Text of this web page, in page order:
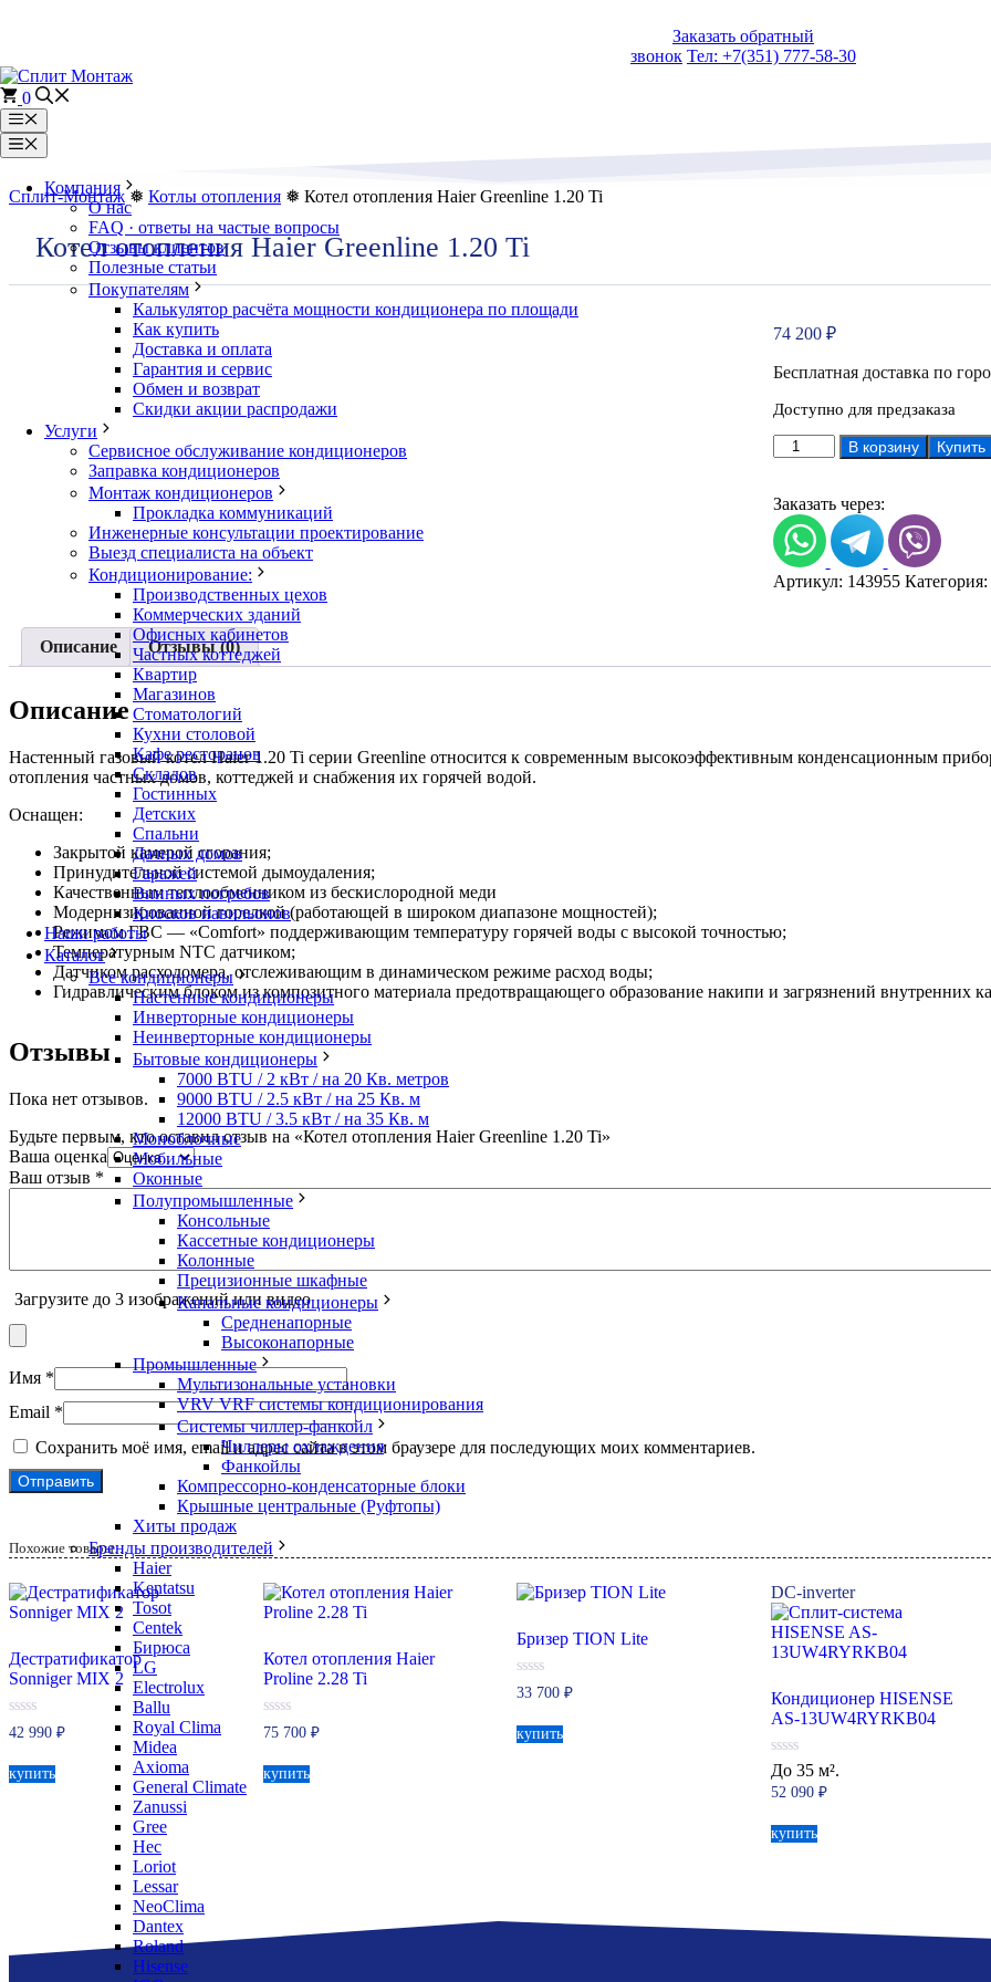
Заказать обратный
звонок Тел: +7(351) 777-58-30
0
Меню
Меню
Компания
О нас
FAQ · ответы на частые вопросы
Отзывы клиентов
Полезные статьи
Покупателям
Калькулятор расчёта мощности кондиционера по площади
Как купить
Доставка и оплата
Гарантия и сервис
Обмен и возврат
Скидки акции распродажи
Услуги
Сервисное обслуживание кондиционеров
Заправка кондиционеров
Монтаж кондиционеров
Прокладка коммуникаций
Инженерные консультации проектирование
Выезд специалиста на объект
Кондиционирование:
Производственных цехов
Коммерческих зданий
Офисных кабинетов
Частных коттеджей
Квартир
Магазинов
Стоматологий
Кухни столовой
Кафе ресторанов
Складов
Гостинных
Детских
Спальни
Дачных домов
Гаражей
Винных погребов
Киосков павильонов
Наши работы
Каталог
Все кондиционеры
Настенные кондиционеры
Инверторные кондиционеры
Неинверторные кондиционеры
Бытовые кондиционеры
7000 BTU / 2 кВт / на 20 Кв. метров
9000 BTU / 2.5 кВт / на 25 Кв. м
12000 BTU / 3.5 кВт / на 35 Кв. м
Моноблочные
Мобильные
Оконные
Полупромышленные
Консольные
Кассетные кондиционеры
Колонные
Прецизионные шкафные
Канальные кондиционеры
Средненапорные
Высоконапорные
Промышленные
Мультизональные установки
VRV VRF системы кондиционирования
Системы чиллер-фанкойл
Чиллеры охлаждения
Фанкойлы
Компрессорно-конденсаторные блоки
Крышные центральные (Руфтопы)
Хиты продаж
Бренды производителей
Haier
Kentatsu
Tosot
Centek
Бирюса
LG
Electrolux
Ballu
Royal Clima
Midea
Axioma
General Climate
Zanussi
Gree
Hec
Loriot
Lessar
NeoClima
Dantex
Roland
Hisense
Сплит-Монтаж❅ Котлы отопления ❅ Котел отопления Haier Greenline 1.20 Ti
Котел отопления Haier Greenline 1.20 Ti
74 200 ₽
Бесплатная доставка по
Доступно для предзаказа
Количество
товара
отопления
Haier
Greenline
1.20
Ti
В корзину
Заказать через:
Артикул: 143955 Категория:
Описание Отзывы (0)
Описание
Настенный газовый котел Haier 1.20 Ti серии Greenline относится к современным высокоэффективным конденсационным
отопления частных домов, коттеджей и снабжения их горячей водой.
Оснащен:
Закрытой камерой сгорания;
Принудительной системой дымоудаления;
Качественным теплообменником из бескислородной меди
Модернизированной горелкой (работающей в широком диапазоне мощностей);
Режимом ГВС — «Comfort» поддерживающим температуру горячей воды с высокой точностью;
Температурным NTC датчиком;
Датчиком расходомера, отслеживающим в динамическом режиме расход воды;
Гидравлическим блоком из композитного материала предотвращающего образование накипи и загрязнений внутренних
Отзывы
Пока нет отзывов.
Будьте первым, кто оставил отзыв на «Котел отопления Haier Greenline 1.20 Ti»
Ваша оценка
Ваш отзыв *
Загрузите до 3 изображений или видео
Имя *
Email *
Сохранить моё имя, email и адрес сайта в этом браузере для последующих моих комментариев.
Похожие товары…
Дестратификатор
Sonniger MIX 2
0
из
42 990 ₽
купить
Котел отопления Haier
Proline 2.28 Ti
0
из
75 700 ₽
купить
Бризер TION Lite
0
из
33 700₽
купить
DC-inverter
Кондиционер HISENSE
AS-13UW4RYRKB04
0
из
5
До 35 м².
52 090₽
купить